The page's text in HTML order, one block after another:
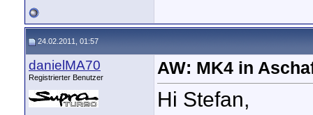
24.02.2011, 01:57
danielMA70
Registrierter Benutzer AW: MK4 in
Hi Stefan,